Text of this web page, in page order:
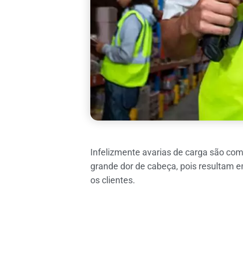
Infelizmente avarias de carga são
grande dor de cabeça, pois resultam
os clientes.